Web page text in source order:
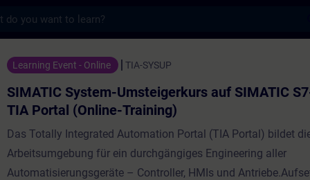
System-Umsteigerkurs auf SIMATIC
Learning Event - Online TIA-SYSUP
SIMATIC System-Umsteigerkurs auf SIMATIC
TIA Portal (Online-Training)
Das Totally Integrated Automation Portal (TIA Portal) bildet
Arbeitsumgebung für ein durchgängiges Engineering aller
Automatisierungsgeräte – Controller, HMIs und